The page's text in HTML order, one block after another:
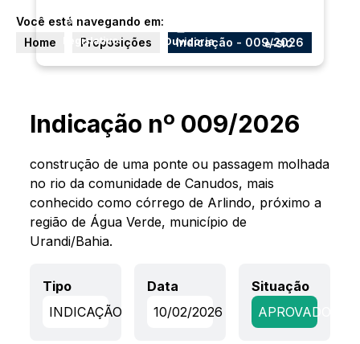
Legislativo Ouvidoria e-SIC
Você está navegando em:
Home
Proposições Indicação - 009/2026
Indicação nº 009/2026
construção de uma ponte ou passagem molhada
no rio da comunidade de Canudos, mais
conhecido como córrego de Arlindo, próximo a
região de Água Verde, município de
Urandi/Bahia.
Tipo
INDICAÇÃO
Data
10/02/2026
Situação
APROVADO